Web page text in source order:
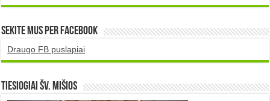
Sekite mus per Facebook
Draugo FB puslapiai
TIESIOGIAI šv. MIŠIOS